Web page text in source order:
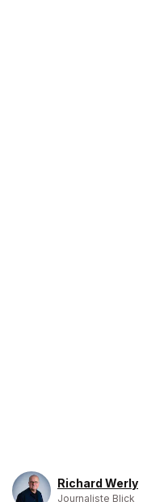
Richard Werly
Journaliste Blick